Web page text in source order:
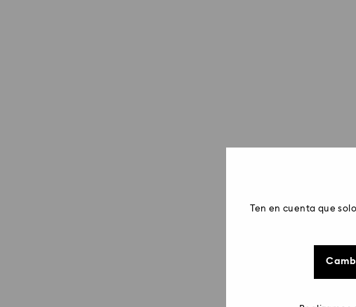
Ten en cuenta que